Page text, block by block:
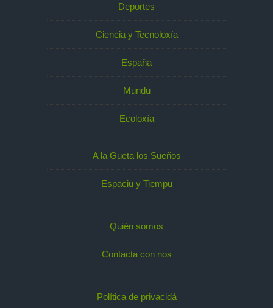
Deportes
Ciencia y Tecnoloxía
España
Mundu
Ecoloxía
A la Gueta los Sueños
Espaciu y Tiempu
Quién somos
Contacta con nos
Política de privacidá